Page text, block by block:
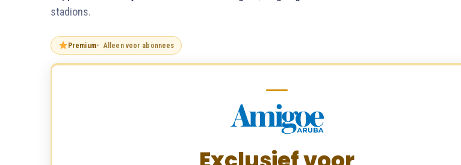
stadions.
Premium Alleen voor abonnees